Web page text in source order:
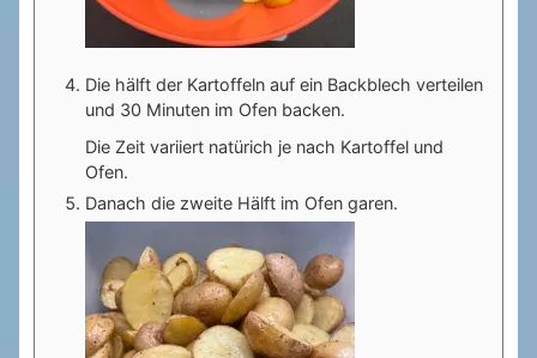
Die hälft der Kartoffeln auf ein Backblech verteilen
und 30 Minuten im Ofen backen.
Die Zeit variiert natürich je nach Kartoffel und
Ofen.
Danach die zweite Hälft im Ofen garen.